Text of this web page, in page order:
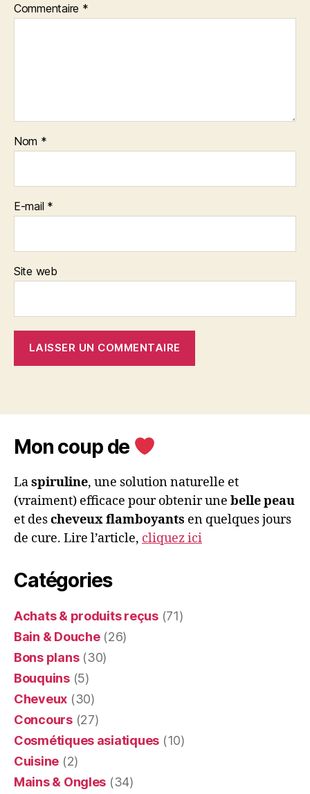
Commentaire *
Nom *
E-mail *
Site web
Mon coup de
Laspiruline, une solution naturelle et
(vraiment) efficace pour obtenir une belle peau
et descheveux flamboyants en quelques jours
de cure. Lire l’article, cliquez ici
Catégories
Achats & produits reçus(71)
Bain & Douche(26)
Bons plans(30)
Bouquins(5)
Cheveux (30)
Concours(27)
Cosmétiques asiatiques (10)
Cuisine (2)
Mains & Ongles (34)